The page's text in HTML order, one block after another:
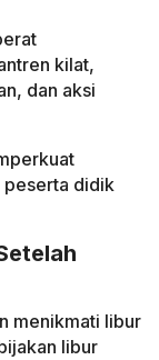
kilat,
dan aksi
peserta didik
menikmati libur
libur